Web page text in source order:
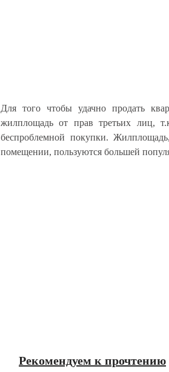
Для того чтобы удачно продать
жилплощадь от прав третьих лиц,
беспроблемной покупки.
помещении, пользуются большей
Рекомендуем к прочтению